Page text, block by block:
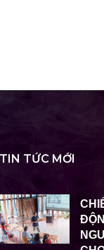
TIN TỨC MỚI